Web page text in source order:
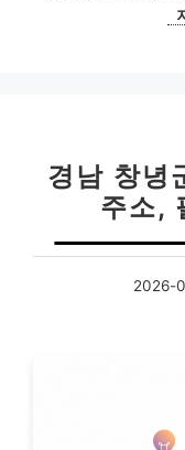
경남 창녕
주소,
2026-